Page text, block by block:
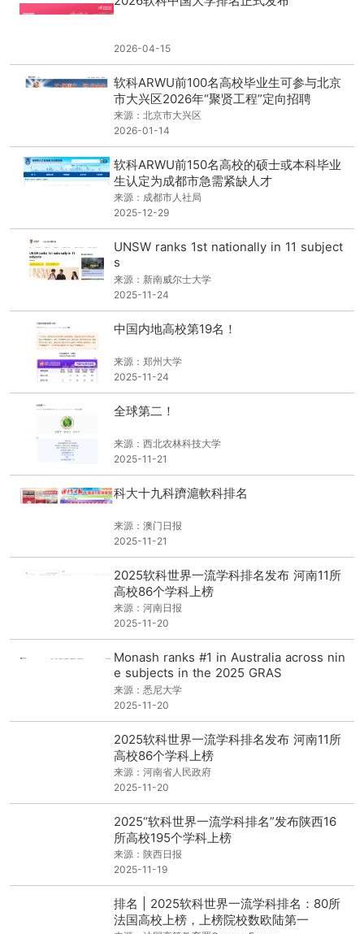
2026-04-15
软科ARWU前100名高校毕业生可参与北京
市大兴区2026年“聚贤工程”定向招聘
来源：北京市大兴区
2026-01-14
软科ARWU前150名高校的硕士或本科毕业
生认定为成都市急需紧缺人才
来源：成都市人社局
2025-12-29
UNSW ranks 1st nationally in 11 subject
s
来源：新南威尔士大学
2025-11-24
中国内地高校第19名！
来源：郑州大学
2025-11-24
全球第二！
来源：西北农林科技大学
2025-11-21
科大十九科躋滬軟科排名
来源：澳门日报
2025-11-21
2025软科世界一流学科排名发布 河南11所
高校86个学科上榜
来源：河南日报
2025-11-20
Monash ranks #1 in Australia across nin
e subjects in the 2025 GRAS
来源：悉尼大学
2025-11-20
2025软科世界一流学科排名发布 河南11所
高校86个学科上榜
来源：河南省人民政府
2025-11-20
2025“软科世界一流学科排名”发布陕西16
所高校195个学科上榜
来源：陕西日报
2025-11-19
排名 | 2025软科世界一流学科排名：80所
法国高校上榜，上榜院校数欧陆第一